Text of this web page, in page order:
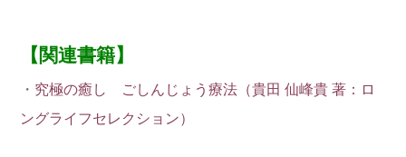
【関連書籍】
・ 究極の癒し ごしんじょう療法（貴田 仙峰貴 著：ロ
ングライフセレクション）